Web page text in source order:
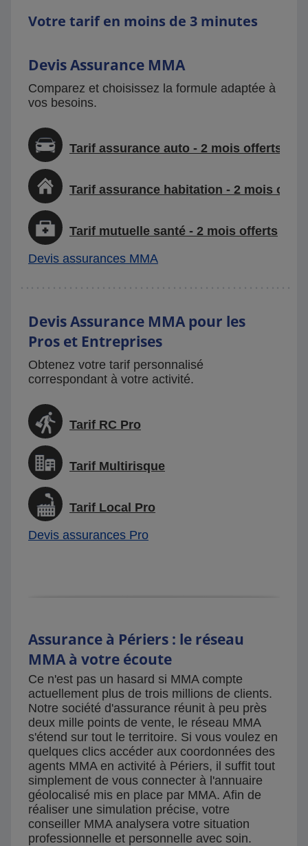
Votre tarif en moins de 3 minutes
Devis Assurance MMA
Comparez et choisissez la formule adaptée à
vos besoins.
Tarif assurance auto - 2 mois offerts
Tarif assurance habitation - 2 mois
Tarif mutuelle santé - 2 mois offerts
Devis assurances MMA
Devis Assurance MMA pour les
Pros et Entreprises
Obtenez votre tarif personnalisé
correspondant à votre activité.
Tarif RC Pro
Tarif Multirisque
Tarif Local Pro
Devis assurances Pro
Assurance à Périers : le réseau
MMA à votre écoute
Ce n'est pas un hasard si MMA compte
actuellement plus de trois millions de clients.
Notre société d'assurance réunit à peu près
deux mille points de vente, le réseau MMA
s'étend sur tout le territoire. Si vous voulez en
quelques clics accéder aux coordonnées des
agents MMA en activité à Périers, il suffit tout
simplement de vous connecter à l'annuaire
géolocalisé mis en place par MMA. Afin de
réaliser une simulation précise, votre
conseiller MMA analysera votre situation
professionnelle et personnelle avec soin.